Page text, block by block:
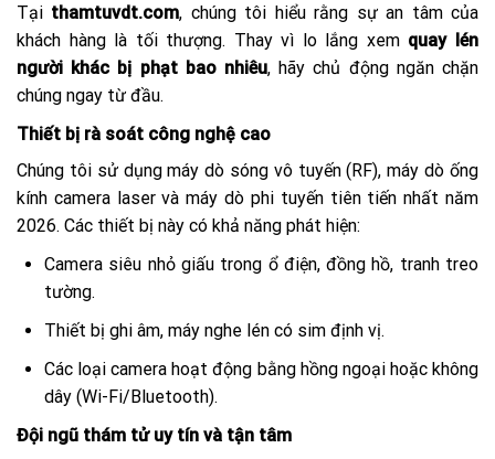
Tại thamtuvdt.com, chúng tôi hiểu rằng sự an tâm của
khách hàng là tối thượng. Thay vì lo lắng xem quay lén
người khác bị phạt bao nhiêu, hãy chủ động ngăn chặn
chúng ngay từ đầu.
Thiết bị rà soát công nghệ cao
Chúng tôi sử dụng máy dò sóng vô tuyến (RF), máy dò ống
kính camera laser và máy dò phi tuyến tiên tiến nhất năm
2026. Các thiết bị này có khả năng phát hiện:
Camera siêu nhỏ giấu trong ổ điện, đồng hồ, tranh treo
tường.
Thiết bị ghi âm, máy nghe lén có sim định vị.
Các loại camera hoạt động bằng hồng ngoại hoặc không
dây (Wi-Fi/Bluetooth).
Đội ngũ thám tử uy tín và tận tâm